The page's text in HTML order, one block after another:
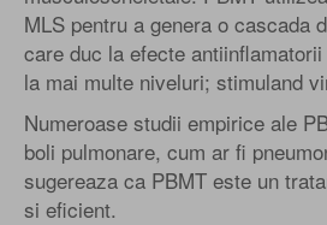
MLS pentru a genera o cascada
care duc la efecte
la mai multe niveluri; stimuland
Numeroase studii empirice ale
boli pulmonare, cum ar fi
sugereaza ca PBMT este un
si eficient.